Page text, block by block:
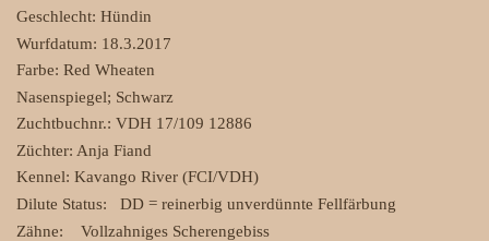
Geschlecht: Hündin
Wurfdatum: 18.3.2017
Farbe: Red Wheaten
Nasenspiegel; Schwarz
Zuchtbuchnr.: VDH 17/109 12886
Züchter: Anja Fiand
Kennel: Kavango River (FCI/VDH)
Dilute Status: DD = reinerbig unverdünnte Fellfärbung
Zähne: Vollzahniges Scherengebiss